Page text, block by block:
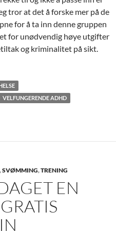
tror at det å forske mer på de
for å ta inn denne gruppen
for unødvendig høye utgifter
og kriminalitet på sikt.
VELFUNGERENDE ADHD
,SVØMMING,TRENING
EN